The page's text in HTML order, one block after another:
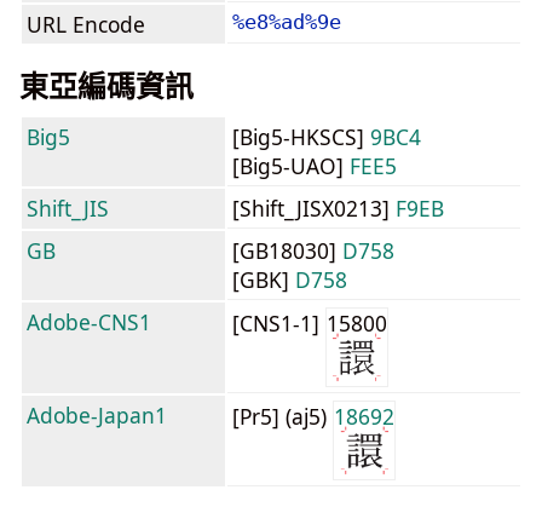
URL Encode %e8%ad%9e
東亞編碼資訊
Big5 [Big5-HKSCS] 9BC4
[Big5-UAO] FEE5
Shift_JIS
[Shift_JISX0213] F9EB
GB
[GB18030] D758
[GBK] D758
Adobe-CNS1
[CNS1-1] 15800
Adobe-Japan1 [Pr5] (aj5) 18692